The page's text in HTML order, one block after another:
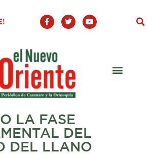
F
a
c
o
o
-
T
w
i
Y
o
u
LA FASE
DEL
DEL LLANO